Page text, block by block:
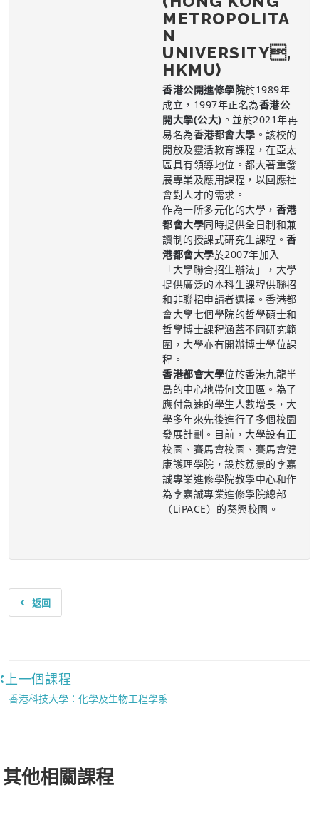
METROPOLITA
N
UNIVERSITY,
HKMU)
香港公開進修學院於1989年
成立，1997年正名為香港公
開大學(公大) 。並於2021年再
易名為香港都會大學 。該校的
開放及靈活教育課程，在亞太
區具有領導地位。都大著重發
展專業及應用課程，以回應社
會對人才的需求。
作為一所多元化的大學， 香港
都會大學同時提供全日制和兼
讀制的授課式研究生課程。 香
港都會大學於2007年加入
「大學聯合招生辦法」，大學
提供廣泛的本科生課程供聯招
和非聯招申請者選擇。香港都
會大學七個學院的哲學碩士和
哲學博士課程涵蓋不同研究範
圍，大學亦有開辦博士學位課
程。
香港都會大學位於香港九龍半
島的中心地帶何文田區。為了
應付急速的學生人數增長，大
學多年來先後進行了多個校園
發展計劃。目前，大學設有正
校園、賽馬會校園、賽馬會健
康護理學院，設於荔景的李嘉
誠專業進修學院教學中心和作
為李嘉誠專業進修學院總部
（LiPACE）的葵興校園。
返回
上一個課程
香港科技大學：化學及生物工程學系
其他相關課程